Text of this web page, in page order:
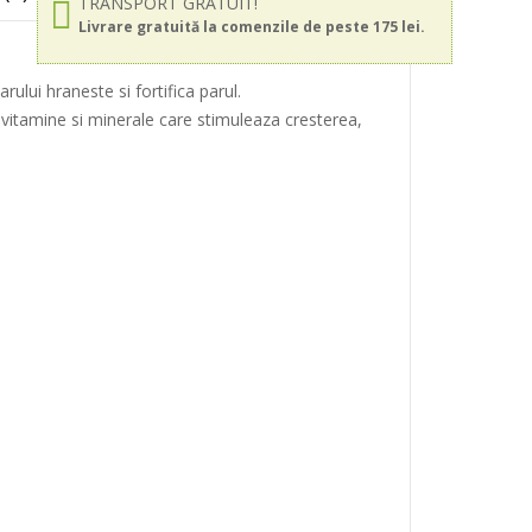
Livrare gratuită la comenzile de peste 175 lei.
hraneste si fortifica parul.
si minerale care stimuleaza cresterea,